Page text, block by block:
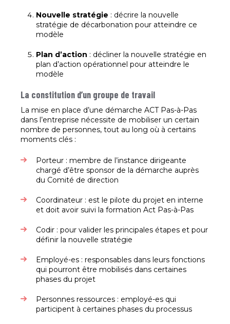
Nouvelle stratégie : décrire la nouvelle
stratégie de décarbonation pour atteindre ce
modèle
Plan d’action : décliner la nouvelle stratégie en
plan d’action opérationnel pour atteindre le
modèle
La constitution d’un groupe de travail
La mise en place d’une démarche ACT Pas-à-Pas
dans l’entreprise nécessite de mobiliser un certain
nombre de personnes, tout au long où à certains
moments clés :
Porteur : membre de l’instance dirigeante
chargé d’être sponsor de la démarche auprès
du Comité de direction
Coordinateur : est le pilote du projet en interne
et doit avoir suivi la formation Act Pas-à-Pas
Codir : pour valider les principales étapes et pour
définir la nouvelle stratégie
Employé-es : responsables dans leurs fonctions
qui pourront être mobilisés dans certaines
phases du projet
Personnes ressources : employé-es qui
participent à certaines phases du processus